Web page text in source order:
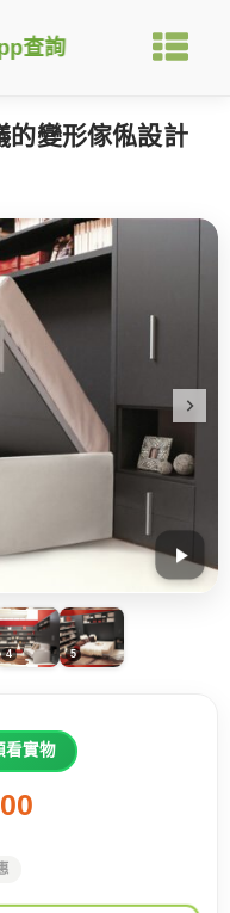
查詢
的變形傢俬設計
實物